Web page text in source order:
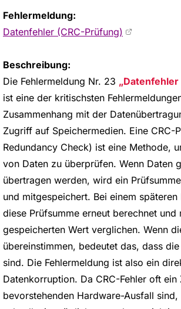
Fehlermeldung:
Datenfehler (CRC-Prüfung)
Beschreibung:
Die Fehlermeldung Nr. 23
Datenfehler
ist eine der kritischsten
Zusammenhang mit der
Zugriff auf Speichermedien. Eine CRC-
Redundancy Check) ist eine Methode,
von Daten zu überprüfen. Wenn Daten
übertragen werden, wird ein
und mitgespeichert. Bei einem
diese Prüfsumme erneut berechnet und
gespeicherten Wert verglichen. Wenn
übereinstimmen, bedeutet das, dass
sind. Die Fehlermeldung ist also ein
Datenkorruption. Da CRC-Fehler oft ein
bevorstehenden Hardware-Ausfall sind,